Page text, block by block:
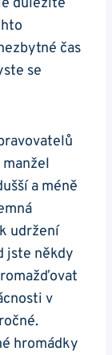
důležité
čas
se
a méně
udržení
jste někdy
v
hromádky